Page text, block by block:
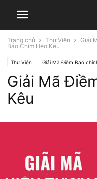
Trang chủ Thư Viện Giải
Báo Chim Heo Kêu
Thư Viện Giải Mã Điềm Báo
Giải Mã
Kêu